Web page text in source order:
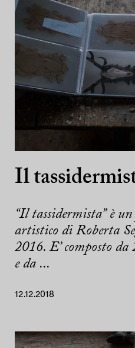
Il
“Il tassidermista” è
artistico di Roberta
2016. E’ composto
e da ...
12.12.2018